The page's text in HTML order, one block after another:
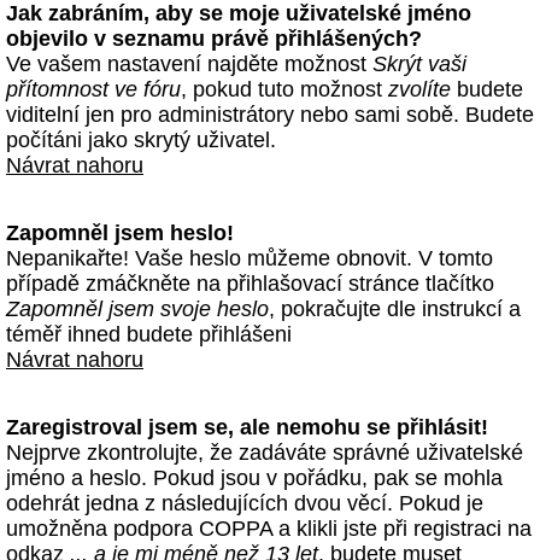
Jak zabráním, aby se moje uživatelské jméno
objevilo v seznamu právě přihlášených?
Ve vašem nastavení najděte možnost Skrýt vaši
přítomnost ve fóru, pokud tuto možnost zvolíte budete
viditelní jen pro administrátory nebo sami sobě. Budete
počítáni jako skrytý uživatel.
Návrat nahoru
Zapomněl jsem heslo!
Nepanikařte! Vaše heslo můžeme obnovit. V tomto
případě zmáčkněte na přihlašovací stránce tlačítko
Zapomněl jsem svoje heslo, pokračujte dle instrukcí a
téměř ihned budete přihlášeni
Návrat nahoru
Zaregistroval jsem se, ale nemohu se přihlásit!
Nejprve zkontrolujte, že zadáváte správné uživatelské
jméno a heslo. Pokud jsou v pořádku, pak se mohla
odehrát jedna z následujících dvou věcí. Pokud je
umožněna podpora COPPA a klikli jste při registraci na
odkaz ... a je mi méně než 13 let, budete muset